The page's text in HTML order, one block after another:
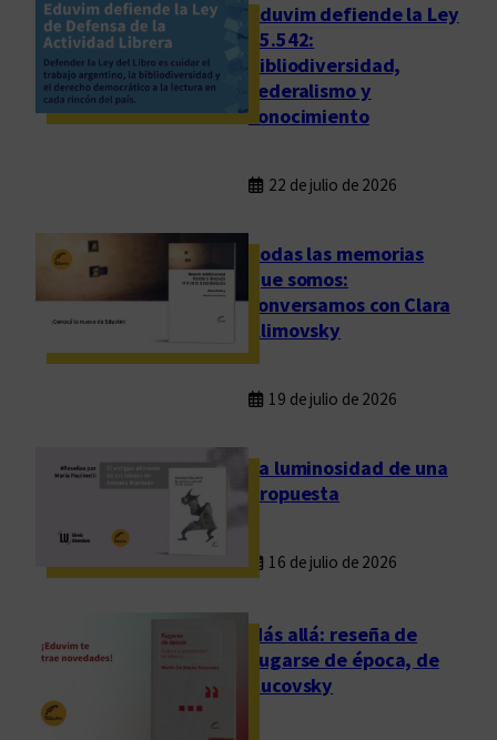
Eduvim defiende la Ley
25.542:
bibliodiversidad,
federalismo y
conocimiento
22 de julio de 2026
Todas las memorias
que somos:
conversamos con Clara
Klimovsky
19 de julio de 2026
La luminosidad de una
propuesta
16 de julio de 2026
Más allá: reseña de
Fugarse de época, de
Rucovsky